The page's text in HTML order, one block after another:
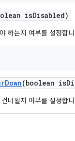
isDisabled)
하는지 여부를 설정합
Down(boolean is
너뛸지 여부를 설정합